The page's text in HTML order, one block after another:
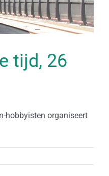
tijd, 26
hobbyisten organiseert